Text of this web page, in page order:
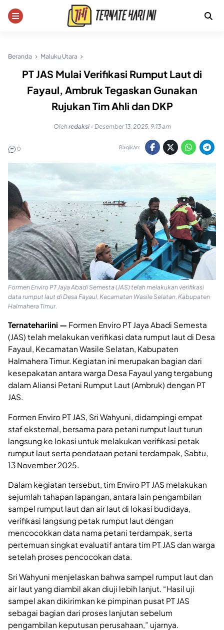
Beranda Maluku Utara
PT JAS Mulai Verifikasi Rumput Laut di
Fayaul, Ambruk Tegaskan Gunakan
Rujukan Tim Ahli dan DKP
Olehredaksi - Desember 13, 2025, 9:13 am
0 Bagikan:
Formen Enviro PT Jaya Abadi Semesta (JAS) telah melakukan verifikasi
data rumput laut di Desa Fayaul, Kecamatan Wasile Selatan, Kabupaten
Halmahera Timur.
Ternatehariini — Formen Enviro PT Jaya Abadi Semesta
(JAS) telah melakukan verifikasi data rumput laut di Desa
Fayaul, Kecamatan Wasile Selatan, Kabupaten
Halmahera Timur. Kegiatan ini merupakan bagian dari
kesepakatan antara warga Desa Fayaul yang tergabung
dalam Aliansi Petani Rumput Laut (Ambruk) dengan PT
JAS.
Formen Enviro PT JAS, Sri Wahyuni, didampingi empat
staf eksternal, bersama para petani rumput laut turun
langsung ke lokasi untuk melakukan verifikasi petak
rumput laut serta pendataan petani terdampak, Sabtu,
13 November 2025.
Dalam kegiatan tersebut, tim Enviro PT JAS melakukan
sejumlah tahapan lapangan, antara lain pengambilan
sampel rumput laut dan air laut di lokasi budidaya,
verifikasi langsung petak rumput laut dengan
mencocokkan data nama petani terdampak, serta
pertemuan singkat evaluatif antara tim PT JAS dan warga
setelah proses pencocokan data.
Sri Wahyuni menjelaskan bahwa sampel rumput laut dan
air laut yang diambil akan diuji lebih lanjut. “Hasil uji
sampel akan dikirimkan ke pimpinan pusat PT JAS
sebagai bagian dari proses lanjutan sebelum
pengambilan keputusan perusahaan,” ujarnya.